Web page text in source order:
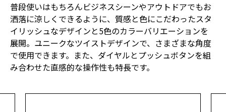
普段使いはもちろんビジネスシーンやアウトドアでもお
洒落に涼しくできるように、質感と色にこだわったスタ
イリッシュなデザインと5色のカラーバリエーションを
展開。ユニークなツイストデザインで、さまざまな角度
で使用できます。また、ダイヤルとプッシュボタンを組
み合わせた直感的な操作性も特長です。